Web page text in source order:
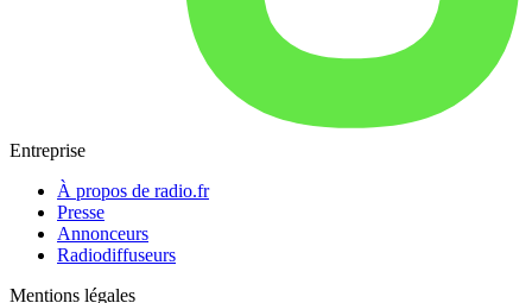
Entreprise
À propos de radio.fr
Presse
Annonceurs
Radiodiffuseurs
Mentions légales